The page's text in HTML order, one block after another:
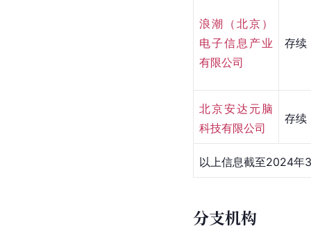
浪潮（北京）
电子信息产业
有限公司
存续
北京安达元脑
科技有限公司
存续
以上信息截至2024年
分支机构